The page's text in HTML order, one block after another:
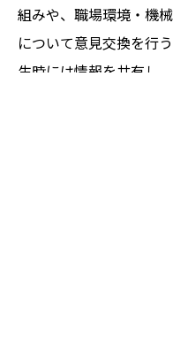
組みや、職場環境・機
について意見交換を行
生時には情報を共有し